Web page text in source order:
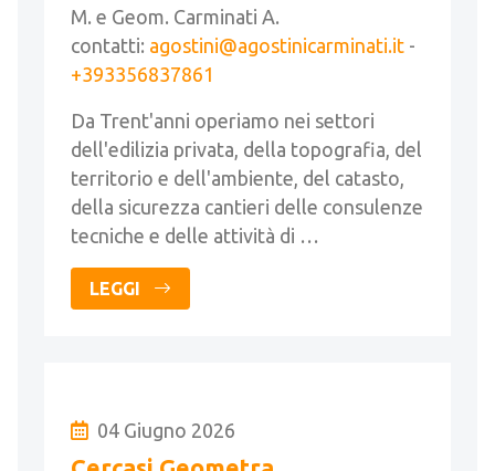
M. e Geom. Carminati A.
contatti: agostini@agostinicarminati.it -
+393356837861
Da Trent'anni operiamo nei settori
dell'edilizia privata, della topografia, del
territorio e dell'ambiente, del catasto,
della sicurezza cantieri delle consulenze
tecniche e delle attività di …
LEGGI
04 Giugno 2026